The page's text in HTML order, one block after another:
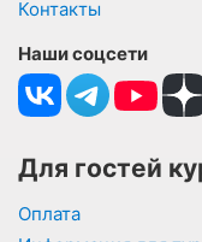
Контакты
Наши соцсети
Для гостей
Оплата